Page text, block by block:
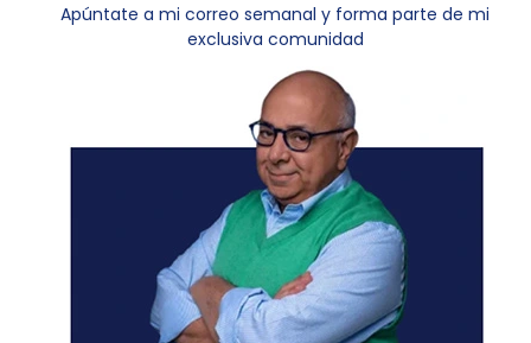
Apúntate a mi correo semanal y forma parte de mi
exclusiva comunidad